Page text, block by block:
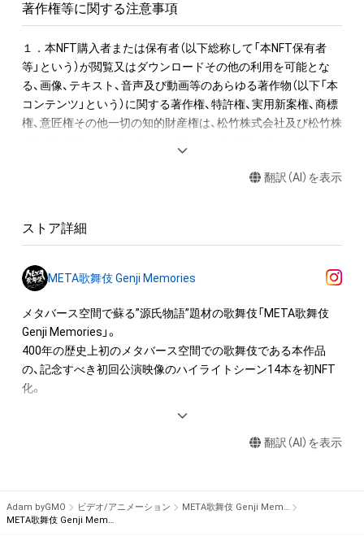
＝＝非売品ポストカード　注意事項＝＝
者以降は作品のみのご購入となりますので、ご注意ください。
・非売品ポストカードをお届けするにあたり、GMOアダム株式
会社より一次購入者様のご登録メールアドレスの提供を受けた
上で、 一次購入者様へ松竹株式会社から作品の配送に関するご
連絡をいたします。予めご了承ください。 なお、GMOアダム株
式会社より提供されたメールアドレスは、松竹株式会社のプラ
一切使用致しません。 出荷後の破損、汚損及び紛失・盗難が生じ
すので何卒ご容赦くださいませ。
めご了承ください。
・なお、特典の発送をご希望されない場合でもアンケートにはご
回答いただけます。
＝＝＝＝＝＝＝＝＝＝＝＝＝＝＝＝＝＝
著作権等に関する注意事項
１．本NFT購入者または保有者（以下総称して「本NFT保有者
等」という）が閲覧又はダウンロードその他の利用を可能とな
る、画像、テキスト、音声及び動画等のあらゆる著作物（以下「本
コンテンツ」という）に関する著作権、特許権、実用新案権、商標
権、意匠権その他一切の知的財産権は、松竹株式会社及び松竹株
が、これらの範囲を超えて、権利者の承諾を必要とする行為を行
①本コンテンツを私的に閲覧又はダウンロードすること。
②本NFTを第三者に譲渡すること。
③本コンテンツの全部または一部を本NFT保有者等が管理する
SNSアカウントのプロフィール画像として使用すること。
３．松竹株式会社は本NFT及び本コンテンツについて、その名
目及び法的性質を問わず、特定目的への適合性、商品性、正確
はなく、万が一本NFT保有者等が本NFT及び本コンテンツに起
因して損失を負った場合であっても一切の責任を負わないもの
通常の損害に限るものとし、賠償金額の上限は本NFTに関して
翻訳（AI）を表示
ストア詳細
META歌舞伎 Genji Memories
メタバース空間で蘇る”源氏物語”題材の歌舞伎「META歌舞伎
Genji Memories」。
400年の歴史上初のメタバース空間での歌舞伎である本作品
の、記念すべき初回公演映像のハイライトシーン14本を初NFT
化。
歌舞伎史上初の試みとなるバーチャルプロダクション（メタバ
翻訳（AI）を表示
Adam byGMO ビデオ/アニメーション
META歌舞伎 Genji Memories
META歌舞伎 Genji Memories #08